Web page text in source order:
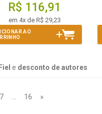
R$ 116,91
em 4x de R$ 29,23
AO
e desconto de autores
7 16 »